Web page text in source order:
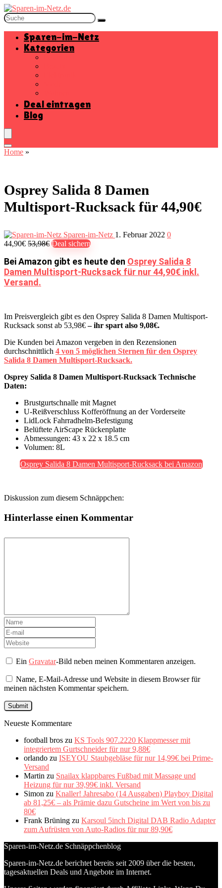
Sparen-im-Netz
Kategorien
Deal eintragen
Blog
Home »
Osprey Salida 8 Damen
Multisport-Rucksack für 44,90€
Sparen-im-Netz 1. Februar 2022 0
44,90€ 53,98€ Deal sichern
Bei Amazon gibt es heute den Osprey Salida 8
Damen Multisport-Rucksack für nur 44,90€ inkl.
Versand.
Im Preisvergleich gibt es den Osprey Salida 8 Damen Multisport-
Rucksack sonst ab 53,98€– ihr spart also 9,08€.
Die Kunden bei Amazon vergeben in den Rezensionen
durchschnittlich 4 von 5 möglichen Sternen für den Osprey
Salida 8 Damen Multisport-Rucksack.
Osprey Salida 8 Damen Multisport-Rucksack Technische
Daten:
Brustgurtschnalle mit Magnet
U-Reißverschluss Kofferöffnung an der Vorderseite
LidLock Fahrradhelm-Befestigung
Belüftete AirScape Rückenplatte
Abmessungen: 43 x 22 x 18.5 cm
Volumen: 8L
Osprey Salida 8 Damen Multisport-Rucksack bei Amazon
Diskussion zum diesem Schnäppchen:
Hinterlasse einen Kommentar
EinGravatar-Bild neben meinen Kommentaren anzeigen.
Name, E-Mail-Adresse und Website in diesem Browser für
meinen nächsten Kommentar speichern.
Neueste Kommentare
football bros zu KS Tools 907.2220 Klappmesser mit
integriertem Gurtschneider für nur 9,88€
orlando zu ISEYOU Staubgebläse für nur 14,99€ bei Prime-
Versand
Martin zu Snailax klappbares Fußbad mit Massage und
Heizung für nur 39,99€ inkl. Versand
Simon zu Knaller! Jahresabo (14 Ausgaben) Playboy Digital
ab 81,25€ – als Prämie dazu Gutscheine im Wert von bis zu
80€
Frank Brüning zu Karsoul 5inch Digital DAB Radio Adapter
zum Aufrüsten von Auto-Radios für nur 89,90€
Sparen-im-Netz.de Schnäppchenblog
Sparen-im-Netz.de berichtet bereits seit 2009 über die besten,
tagesaktuellen Deals und Angebote im Internet.